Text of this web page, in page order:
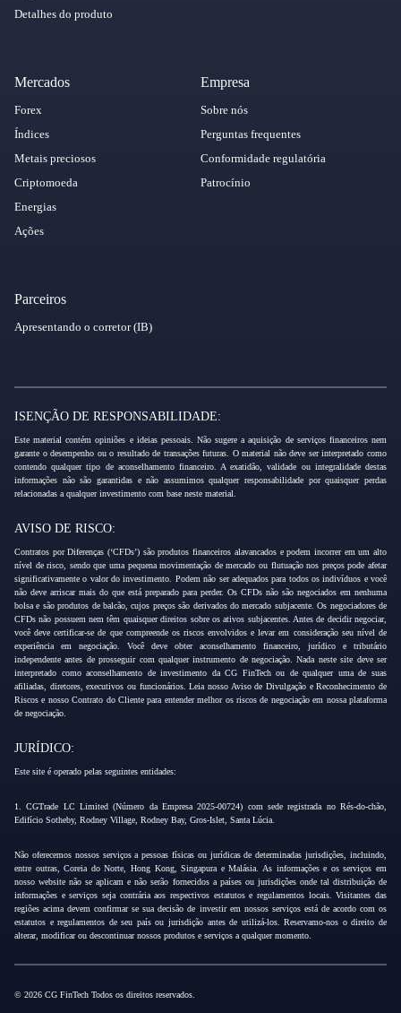
Detalhes do produto
Mercados
Forex
Índices
Metais preciosos
Criptomoeda
Energias
Ações
Empresa
Sobre nós
Perguntas frequentes
Conformidade regulatória
Patrocínio
Parceiros
Apresentando o corretor (IB)
ISENÇÃO DE RESPONSABILIDADE:
Este material contém opiniões e ideias pessoais. Não sugere a aquisição de serviços financeiros nem
garante o desempenho ou o resultado de transações futuras. O material não deve ser interpretado como
contendo qualquer tipo de aconselhamento financeiro. A exatidão, validade ou integralidade destas
informações não são garantidas e não assumimos qualquer responsabilidade por quaisquer perdas
relacionadas a qualquer investimento com base neste material.
AVISO DE RISCO:
Contratos por Diferenças (‘CFDs’) são produtos financeiros alavancados e podem incorrer em um alto
nível de risco, sendo que uma pequena movimentação de mercado ou flutuação nos preços pode afetar
significativamente o valor do investimento. Podem não ser adequados para todos os indivíduos e você
não deve arriscar mais do que está preparado para perder. Os CFDs não são negociados em nenhuma
bolsa e são produtos de balcão, cujos preços são derivados do mercado subjacente. Os negociadores de
CFDs não possuem nem têm quaisquer direitos sobre os ativos subjacentes. Antes de decidir negociar,
você deve certificar-se de que compreende os riscos envolvidos e levar em consideração seu nível de
experiência em negociação. Você deve obter aconselhamento financeiro, jurídico e tributário
independente antes de prosseguir com qualquer instrumento de negociação. Nada neste site deve ser
interpretado como aconselhamento de investimento da CG FinTech ou de qualquer uma de suas
afiliadas, diretores, executivos ou funcionários. Leia nosso Aviso de Divulgação e Reconhecimento de
Riscos e nosso Contrato do Cliente para entender melhor os riscos de negociação em nossa plataforma
de negociação.
JURÍDICO:
Este site é operado pelas seguintes entidades:
1. CGTrade LC Limited (Número da Empresa 2025-00724) com sede registrada no Rés-do-chão,
Edifício Sotheby, Rodney Village, Rodney Bay, Gros-Islet, Santa Lúcia.
Não oferecemos nossos serviços a pessoas físicas ou jurídicas de determinadas jurisdições, incluindo,
entre outras, Coreia do Norte, Hong Kong, Singapura e Malásia. As informações e os serviços em
nosso website não se aplicam e não serão fornecidos a países ou jurisdições onde tal distribuição de
informações e serviços seja contrária aos respectivos estatutos e regulamentos locais. Visitantes das
regiões acima devem confirmar se sua decisão de investir em nossos serviços está de acordo com os
estatutos e regulamentos de seu país ou jurisdição antes de utilizá-los. Reservamo-nos o direito de
alterar, modificar ou descontinuar nossos produtos e serviços a qualquer momento.
© 2026 CG FinTech Todos os direitos reservados.